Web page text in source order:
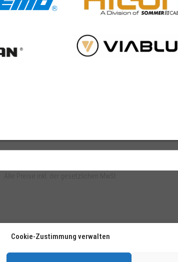
Cookie-Zustimmung verwalten
Alle Preise inkl. der gesetzlichen MwSt.